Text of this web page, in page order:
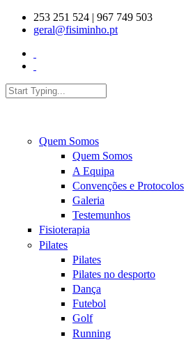
Skip to main content
253 251 524 | 967 749 503
geral@fisiminho.pt
Search
Quem Somos
Quem Somos
A Equipa
Convenções e Protocolos
Galeria
Testemunhos
Fisioterapia
Pilates
Pilates
Pilates no desporto
Dança
Futebol
Golf
Running